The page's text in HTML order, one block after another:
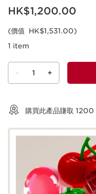
現在價格HK$1,200.00
HK$1,200.00
(價值 HK$1,531.00)
1 item
- 1 +
購買此產品賺取 1200